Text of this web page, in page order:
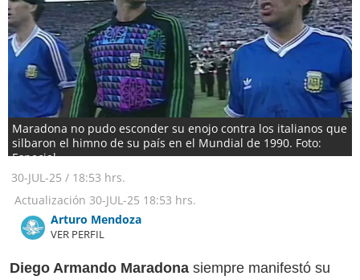
Maradona no pudo esconder su enojo contra los italianos que
silbaron el himno de su país en el Mundial de 1990. Foto:
Especial
30-JUL-25 / 18:53 hrs.
Actualización 30-JUL-25 18:53 hrs.
Arturo Mendoza
VER PERFIL
Diego Armando Maradona siempre manifestó su